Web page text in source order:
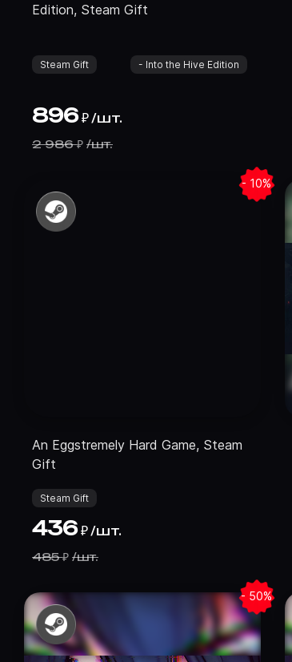
Edition, Steam Gift
Steam Gift - Into the Hive Edition
896 ₽ /шт.
2 986 ₽ /шт.
- 10%
An Eggstremely Hard Game, Steam
Gift
Steam Gift
436 ₽ /шт.
485 ₽ /шт.
- 50%